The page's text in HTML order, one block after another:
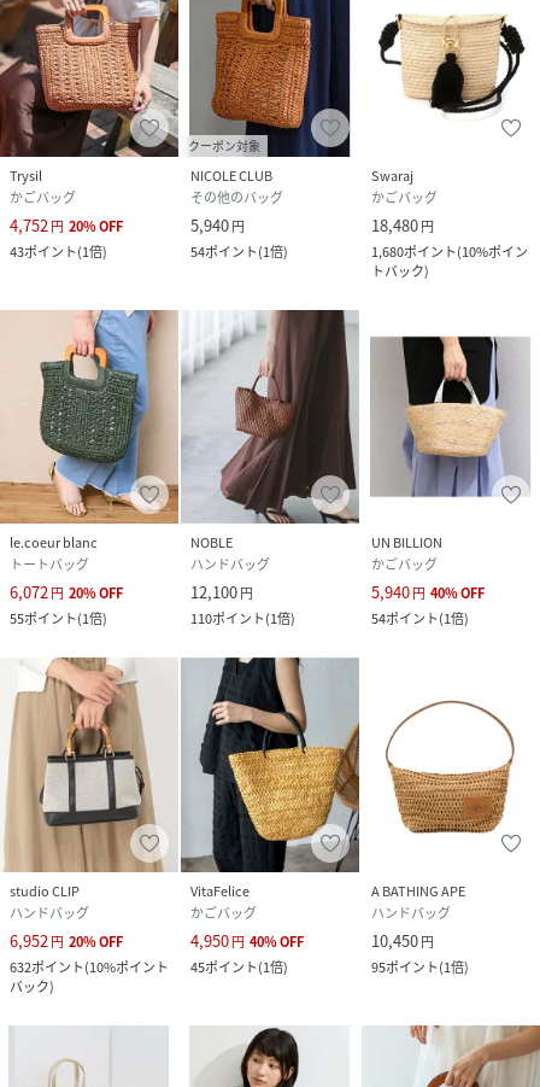
Trysil
かごバッグ
4,752 円 20%OFF
43ポイント(1倍)
クーポン対象
NICOLE CLUB
その他のバッグ
5,940円
54ポイント(1倍)
Swaraj
かごバッグ
18,480円
1,680ポイント(10%ポイン
トバック)
le.coeur blanc
トートバッグ
6,072円 20%OFF
55ポイント(1倍)
NOBLE
ハンドバッグ
12,100円
110ポイント(1倍)
UN BILLION
かごバッグ
5,940円 40%OFF
54ポイント(1倍)
studio CLIP
ハンドバッグ
6,952円 20%OFF
632ポイント(10%ポイント
バック)
VitaFelice
かごバッグ
4,950円 40%OFF
45ポイント(1倍)
A BATHING APE
ハンドバッグ
10,450円
95ポイント(1倍)